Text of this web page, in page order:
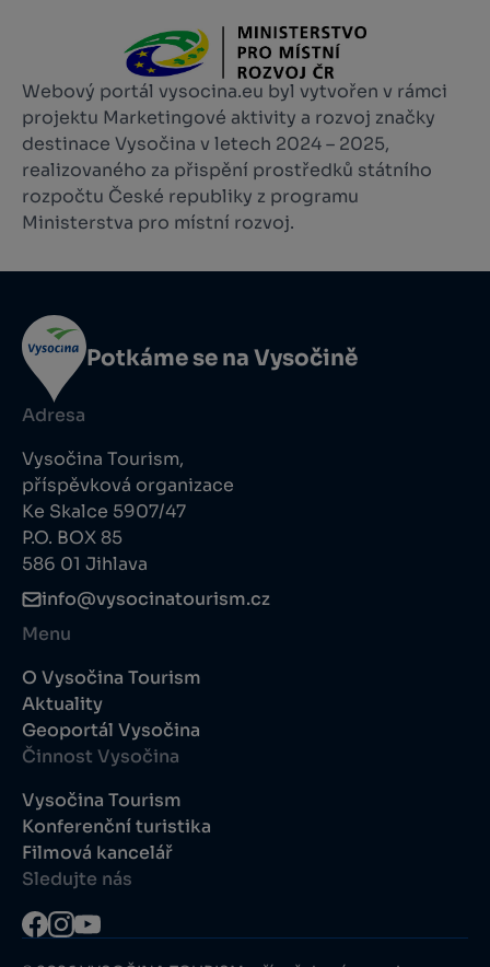
Webový portál vysocina.eu byl vytvořen v rámci
projektu Marketingové aktivity a rozvoj značky
destinace Vysočina v letech 2024 – 2025,
realizovaného za přispění prostředků státního
rozpočtu České republiky z programu
Ministerstva pro místní rozvoj.
Potkáme se na Vysočině
Adresa
Vysočina Tourism,
příspěvková organizace
Ke Skalce 5907/47
P.O. BOX 85
586 01 Jihlava
info@vysocinatourism.cz
Menu
O Vysočina Tourism
Aktuality
Geoportál Vysočina
Činnost Vysočina
Vysočina Tourism
Konferenční turistika
Filmová kancelář
Sledujte nás